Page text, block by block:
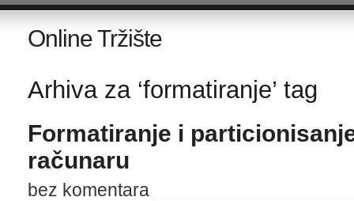
Online Tržište
Arhiva za ‘formatiranje’ tag
Formatiranje i
računaru
bez komentara